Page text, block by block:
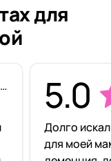
для
Игнат Евстратов
5.0
Долго
для моей